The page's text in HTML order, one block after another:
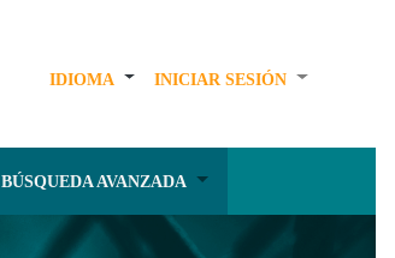
IDIOMA INICIAR SESIÓN
BÚSQUEDA AVANZADA